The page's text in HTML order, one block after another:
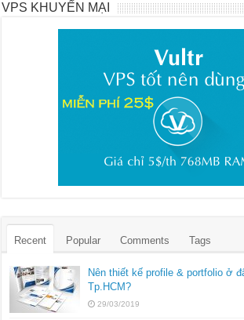
VPS KHUYẾN MẠI
Recent Popular Comments Tags
Nên thiết kế profile & portfolio ở
Tp.HCM?
29/03/2019